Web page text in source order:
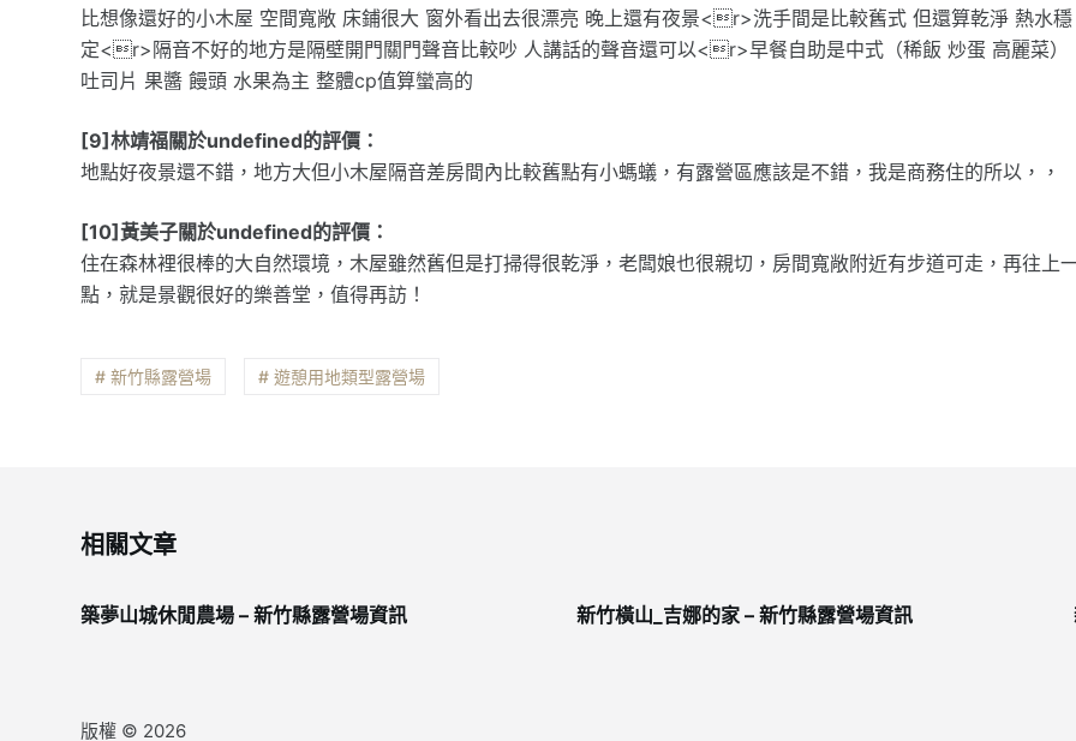
比想像還好的小木屋 空間寬敞 床鋪很大 窗外看出去很漂亮 晚上還有夜景<r>洗手間是比較舊式 但還算乾淨 熱水穩
定<r>隔音不好的地方是隔壁開門關門聲音比較吵 人講話的聲音還可以<r>早餐自助是中式（稀飯 炒蛋 高麗菜）
吐司片 果醬 饅頭 水果為主 整體cp值算蠻高的
[9]林靖福關於undefined的評價：
地點好夜景還不錯，地方大但小木屋隔音差房間內比較舊點有小螞蟻，有露營區應該是不錯，我是商務住的所以，，
[10]黃美子關於undefined的評價：
住在森林裡很棒的大自然環境，木屋雖然舊但是打掃得很乾淨，老闆娘也很親切，房間寬敞附近有步道可走，再往上
點，就是景觀很好的樂善堂，值得再訪！
# 新竹縣露營場 # 遊憩用地類型露營場
相關文章
築夢山城休閒農場 – 新竹縣露營場資訊 新竹橫山_吉娜的家 – 新竹縣露營場資訊
版權 © 2026